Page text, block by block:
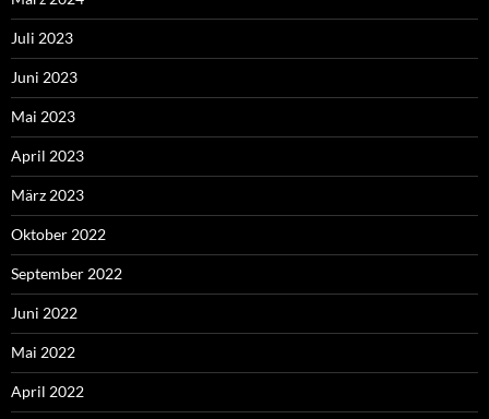
Juli 2023
Juni 2023
Mai 2023
April 2023
März 2023
Oktober 2022
September 2022
Juni 2022
Mai 2022
April 2022